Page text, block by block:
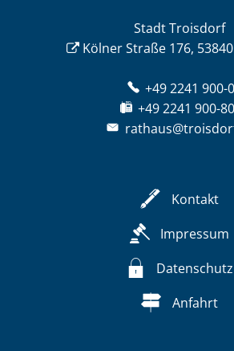
Stadt Troisdorf
Kölner Straße 176,
+49 2241 900-0
+49 2241 900-
Kontakt
Impressum
Datenschutz
Anfahrt